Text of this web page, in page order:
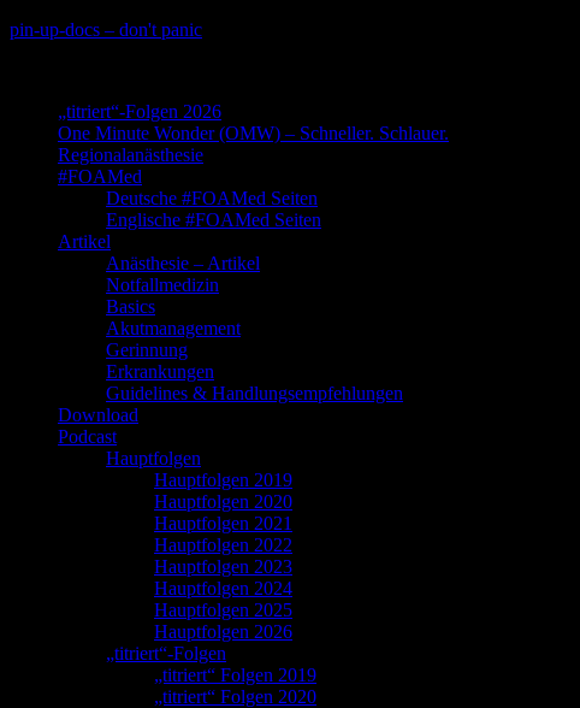
Skip
pin-up-docs – don't panic
„titriert“-Folgen 2026
One Minute Wonder (OMW) – Schneller. Schlauer.
Regionalanästhesie
#FOAMed
Deutsche #FOAMed Seiten
Englische #FOAMed Seiten
Artikel
Anästhesie – Artikel
Notfallmedizin
Basics
Akutmanagement
Gerinnung
Erkrankungen
Guidelines & Handlungsempfehlungen
Download
Podcast
Hauptfolgen
Hauptfolgen 2019
Hauptfolgen 2020
Hauptfolgen 2021
Hauptfolgen 2022
Hauptfolgen 2023
Hauptfolgen 2024
Hauptfolgen 2025
Hauptfolgen 2026
„titriert“-Folgen
„titriert“ Folgen 2019
„titriert“ Folgen 2020